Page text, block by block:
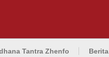
Tantra Zhenfo